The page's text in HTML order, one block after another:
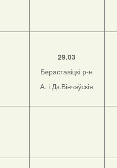
29.03
Бераставіцкі р-н
А. і Дз.Вінчэўскія